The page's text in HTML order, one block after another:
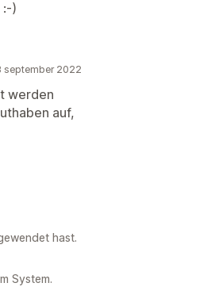
:-)
september 2022
werden
auf,
hast.
System.